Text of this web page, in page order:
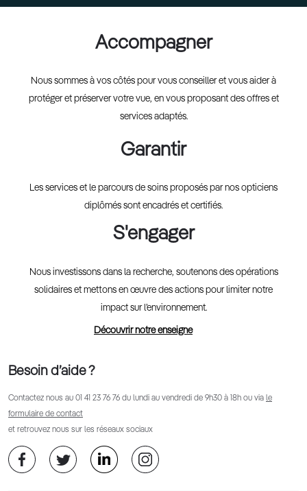
Accompagner
Nous sommes à vos côtés pour vous conseiller et vous aider à
protéger et préserver votre vue, en vous proposant des offres et
services adaptés.
Garantir
Les services et le parcours de soins proposés par nos opticiens
diplômés sont encadrés et certifiés.
S'engager
Nous investissons dans la recherche, soutenons des opérations
solidaires et mettons en œuvre des actions pour limiter notre
impact sur l’environnement.
Découvrir notre enseigne
Besoin d’aide ?
Contactez nous au 01 41 23 76 76 du lundi au vendredi de 9h30 à 18h ou via le
formulaire de contact
et retrouvez nous sur les réseaux sociaux